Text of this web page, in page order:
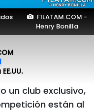
F1LATAM.COM -
Henry Bonilla
un club exclusivo,
están al